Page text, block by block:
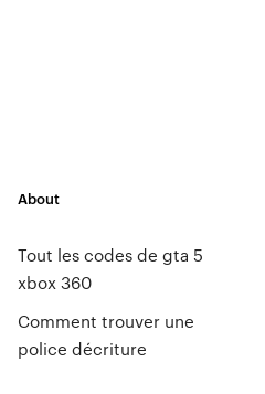
About
Tout les codes de gta 5
xbox 360
Comment trouver une
police décriture